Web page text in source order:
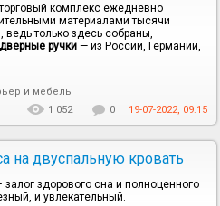
комплекс ежедневно
материалами тысячи
только здесь собраны,
дверные ручки — из России, Германии,
и мебель
1 052
0 19-07-2022, 09:15
на двуспальную кровать
здорового сна и полноценного
и увлекательный.